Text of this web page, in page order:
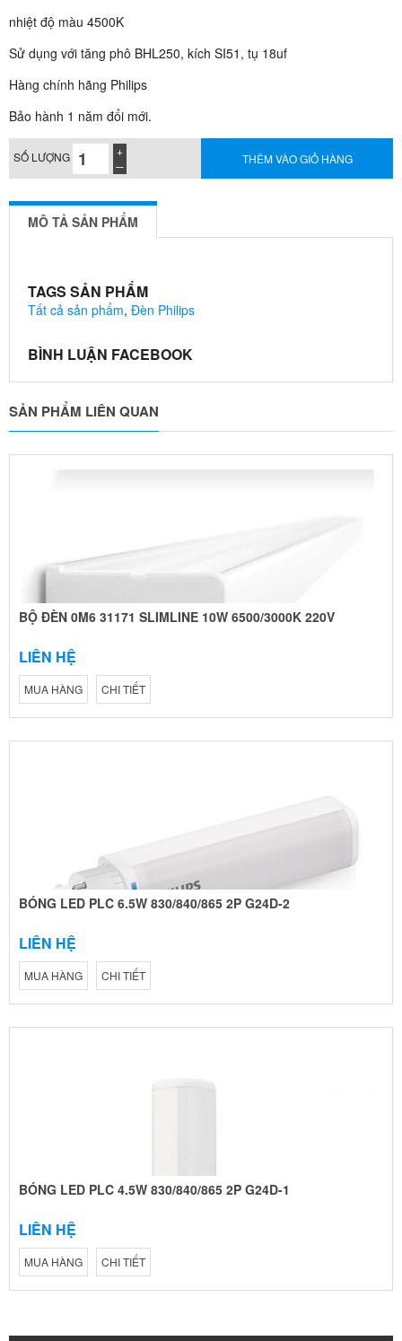
nhiệt độ màu 4500K
Sử dụng với tăng phô BHL250, kích SI51, tụ 18uf
Hàng chính hãng Philips
Bảo hành 1 năm đổi mới.
SỐ LƯỢNG THÊM VÀO GIỎ HÀNG
MÔ TẢ SẢN PHẨM
TAGS SẢN PHẨM
Tất cả sản phẩm, Đèn Philips
BÌNH LUẬN FACEBOOK
SẢN PHẨM LIÊN QUAN
BỘ ĐÈN 0M6 31171 SLIMLINE 10W 6500/3000K 220V
LIÊN HỆ
MUA HÀNG CHI TIẾT
BÓNG LED PLC 6.5W 830/840/865 2P G24D-2
LIÊN HỆ
MUA HÀNG CHI TIẾT
BÓNG LED PLC 4.5W 830/840/865 2P G24D-1
LIÊN HỆ
MUA HÀNG CHI TIẾT